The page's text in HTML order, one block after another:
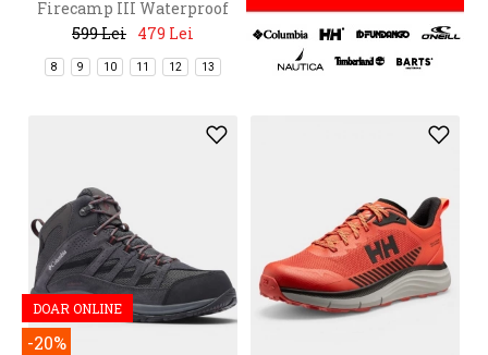
Firecamp III Waterproof
599 Lei 479 Lei
8 9 10 11 12 13
DOAR ONLINE
-20%